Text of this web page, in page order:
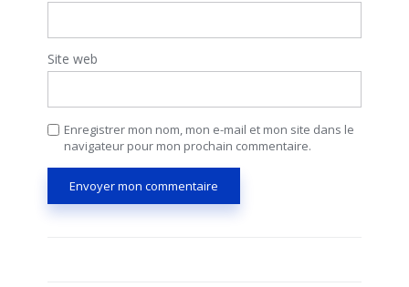
Site web
Enregistrer mon nom, mon e-mail et mon site dans le
navigateur pour mon prochain commentaire.